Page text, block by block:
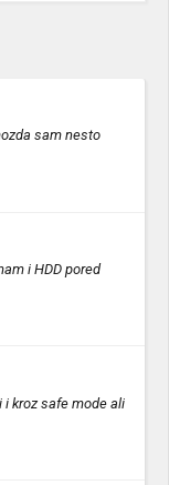
sam nesto
i HDD pored
i kroz safe mode ali